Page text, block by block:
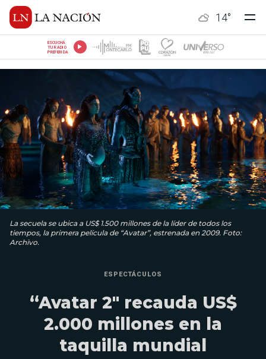
14°
ESCUCHÁ
TU RADIO
PREFERIDA
La secuela se ubica a US$ 1.500 millones de la líder de todos los
tiempos, la primera película de “Avatar”, estrenada en 2009. Foto:
Archivo.
ESPECTÁCULOS
“Avatar 2″ recauda US$
2.000 millones en la
taquilla mundial